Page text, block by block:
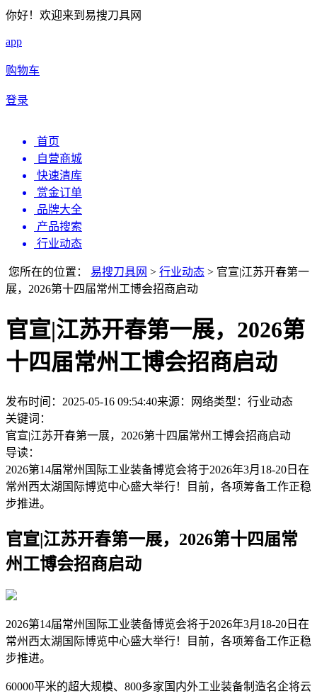
你好！欢迎来到易搜刀具网
app
购物车
登录
首页
自营商城
快速清库
赏金订单
品牌大全
产品搜索
行业动态
您所在的位置： 易搜刀具网 > 行业动态 > 官宣|江苏开春第一
展，2026第十四届常州工博会招商启动
官宣|江苏开春第一展，2026第
十四届常州工博会招商启动
发布时间：2025-05-16 09:54:40来源：网络类型： 行业动态
关键词：
官宣|江苏开春第一展，2026第十四届常州工博会招商启动
导读：
2026第14届常州国际工业装备博览会将于2026年3月18-20日在
常州西太湖国际博览中心盛大举行！目前，各项筹备工作正稳
步推进。
官宣|江苏开春第一展，2026第十四届常
州工博会招商启动
2026第14届常州国际工业装备博览会将于2026年3月18-20日在
常州西太湖国际博览中心盛大举行！目前，各项筹备工作正稳
步推进。
60000平米的超大规模、800多家国内外工业装备制造名企将云